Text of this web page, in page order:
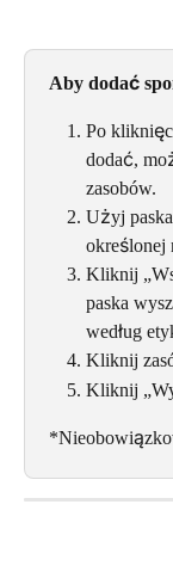
Aby dodać
Po
dodać,
zasobów.
Użyj
określonej
Kliknij
paska
według
Kliknij
Kliknij